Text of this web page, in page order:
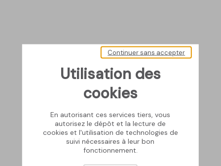
Utilisation des
cookies
En autorisant ces services tiers, vous
autorisez le dépôt et la lecture de
cookies et l'utilisation de technologies de
suivi nécessaires à leur bon
fonctionnement.
Continuer sans accepter